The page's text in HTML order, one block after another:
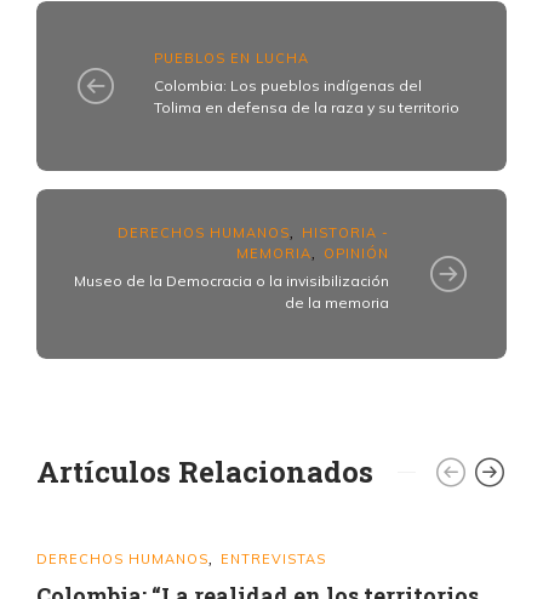
PUEBLOS EN LUCHA
Colombia: Los pueblos indígenas del
Tolima en defensa de la raza y su territorio
DERECHOS HUMANOS
HISTORIA -
MEMORIA
OPINIÓN
Museo de la Democracia o la invisibilización
de la memoria
Artículos Relacionados
DERECHOS HUMANOS ENTREVISTAS